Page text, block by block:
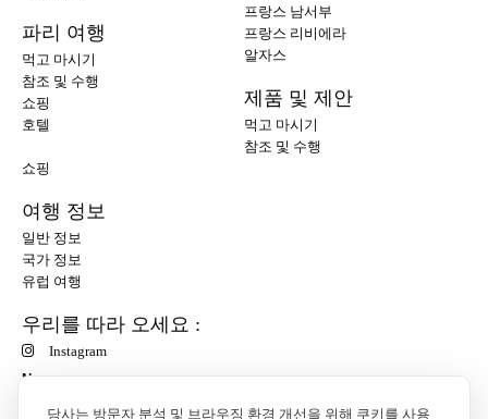
당사는 방문자 분석 및 브라우징 환경 개선을 위해 쿠키를 사용
파리 여행
먹고 마시기
참조 및 수행
쇼핑
호텔
프랑스 남서부
프랑스 리비에라
알자스
제품 및 제안
먹고 마시기
참조 및 수행
쇼핑
여행 정보
일반 정보
국가 정보
유럽 여행
우리를 따라 오세요 :
Instagram
N